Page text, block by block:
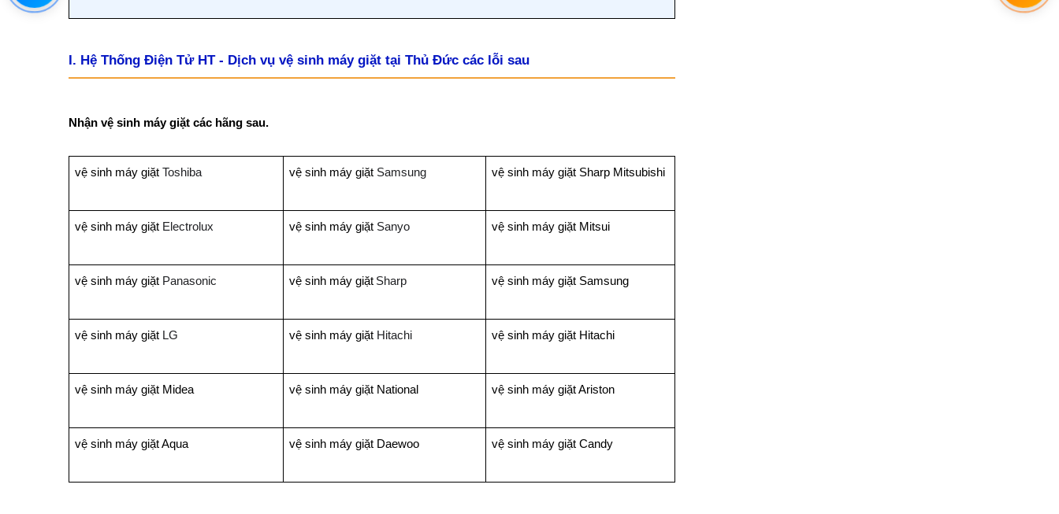
I. Hệ Thống Điện Tử HT - Dịch vụ vệ sinh máy giặt tại Thủ Đức các lỗi sau
Nhận vệ sinh máy giặt các hãng sau.
vệ sinh máy giặt Toshiba vệ sinh máy giặt Samsung vệ sinh máy giặt Sharp Mitsubishi
vệ sinh máy giặt Electrolux vệ sinh máy giặt Sanyo vệ sinh máy giặt Mitsui
vệ sinh máy giặt Panasonic vệ sinh máy giặt Sharp vệ sinh máy giặt Samsung
vệ sinh máy giặt LG vệ sinh máy giặt Hitachi vệ sinh máy giặt Hitachi
vệ sinh máy giặt Midea vệ sinh máy giặt National vệ sinh máy giặt Ariston
vệ sinh máy giặt Aqua vệ sinh máy giặt Daewoo vệ sinh máy giặt Candy